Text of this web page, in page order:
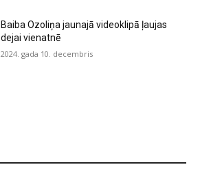
Baiba Ozoliņa jaunajā videoklipā ļaujas
dejai vienatnē
2024. gada 10. decembris